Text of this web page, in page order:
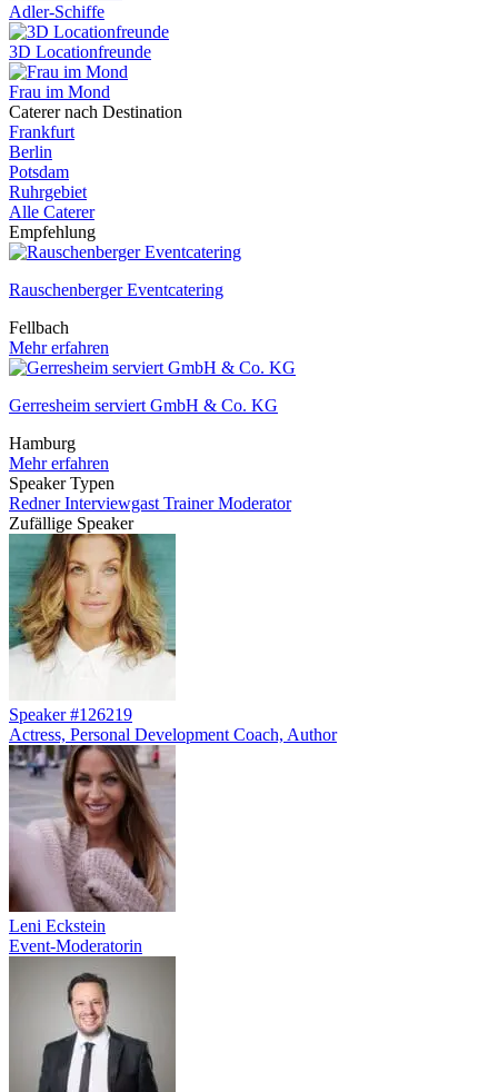
Adler-Schiffe
3D Locationfreunde
Frau im Mond
Caterer nach Destination
Frankfurt
Berlin
Potsdam
Ruhrgebiet
Alle Caterer
Empfehlung
Rauschenberger Eventcatering
Fellbach
Mehr erfahren
Gerresheim serviert GmbH & Co. KG
Hamburg
Mehr erfahren
Speaker Typen
RednerInterviewgast TrainerModerator
Zufällige Speaker
Speaker #126219
Actress, Personal Development Coach, Author
Leni Eckstein
Event-Moderatorin